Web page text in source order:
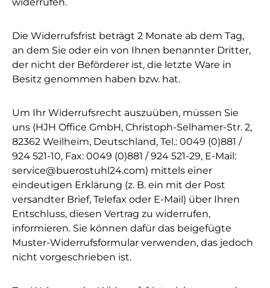
widerrufen.
Die Widerrufsfrist beträgt 2 Monate ab dem Tag,
an dem Sie oder ein von Ihnen benannter Dritter,
der nicht der Beförderer ist, die letzte Ware in
Besitz genommen haben bzw. hat.
Um Ihr Widerrufsrecht auszuüben, müssen Sie
uns (HJH Office GmbH, Christoph-Selhamer-Str. 2,
82362 Weilheim, Deutschland, Tel.: 0049 (0)881 /
924 521-10, Fax: 0049 (0)881 / 924 521-29, E-Mail:
service@buerostuhl24.com) mittels einer
eindeutigen Erklärung (z. B. ein mit der Post
versandter Brief, Telefax oder E-Mail) über Ihren
Entschluss, diesen Vertrag zu widerrufen,
informieren. Sie können dafür das beigefügte
Muster-Widerrufsformular verwenden, das jedoch
nicht vorgeschrieben ist.